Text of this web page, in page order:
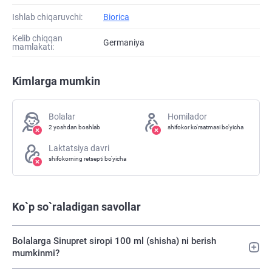
Ishlab chiqaruvchi: Biorica
Kelib chiqqan
mamlakati:
Germaniya
Kimlarga mumkin
Bolalar
2 yoshdan boshlab
Homilador
shifokor ko'rsatmasi bo'yicha
Laktatsiya davri
shifokorning retsepti bo'yicha
Ko`p so`raladigan savollar
Bolalarga Sinupret siropi 100 ml (shisha) ni berish
mumkinmi?